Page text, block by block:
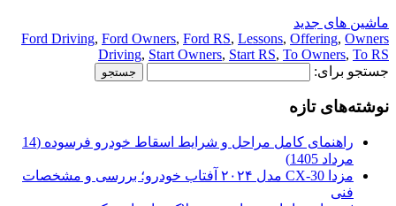
ماشین های جدید
Ford Driving, Ford Owners, Ford RS, Lessons, Offering, Owners
Driving, Start Owners, Start RS, To Owners, To RS
جستجو برای:
نوشته‌های تازه
راهنمای کامل مراحل و شرایط اسقاط خودرو فرسوده (14
مرداد 1405)
مزدا CX-30 مدل ۲۰۲۴ آفتاب خودرو؛ بررسی و مشخصات
فنی